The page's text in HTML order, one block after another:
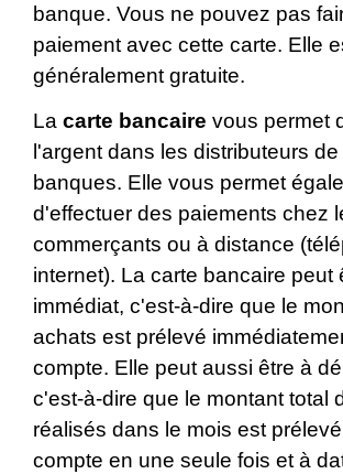
banque. Vous ne pouvez pas
paiement avec cette carte. Elle
généralement gratuite.
La carte bancaire vous permet
l'argent dans les distributeurs
banques. Elle vous permet
d'effectuer des paiements chez
commerçants ou à distance
internet). La carte bancaire peut
immédiat, c'est-à-dire que le
achats est prélevé
compte. Elle peut aussi être à
c'est-à-dire que le montant total
réalisés dans le mois est
compte en une seule fois et à